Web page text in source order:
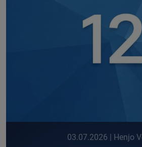
03.07.2026 | Henjo